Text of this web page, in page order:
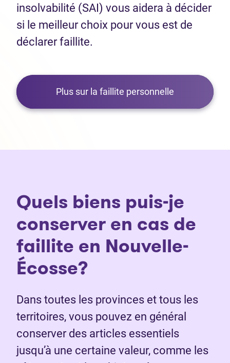
insolvabilité (SAI) vous aidera à décider
si le meilleur choix pour vous est de
déclarer faillite.
Plus sur la faillite personnelle
Quels biens puis-je
conserver en cas de
faillite en Nouvelle-
Écosse?
Dans toutes les provinces et tous les
territoires, vous pouvez en général
conserver des articles essentiels
jusqu’à une certaine valeur, comme les